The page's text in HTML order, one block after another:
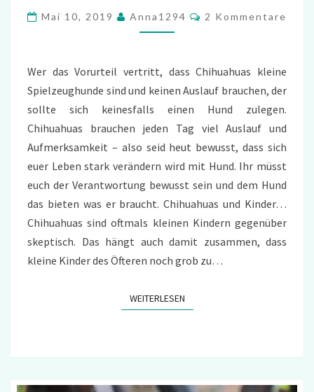
CHIHUAHUA
(NICHT)
Mai 10, 2019 Anna1294 Kommentare
2 Kommentare
Wer das Vorurteil vertritt, dass Chihuahuas kleine
Spielzeughunde sind und keinen Auslauf brauchen, der
sollte sich keinesfalls einen Hund zulegen.
Chihuahuas brauchen jeden Tag viel Auslauf und
Aufmerksamkeit – also seid heut bewusst, dass sich
euer Leben stark verändern wird mit Hund. Ihr müsst
euch der Verantwortung bewusst sein und dem Hund
das bieten was er braucht. Chihuahuas und Kinder…
Chihuahuas sind oftmals kleinen Kindern gegenüber
skeptisch. Das hängt auch damit zusammen, dass
kleine Kinder des Öfteren noch grob zu…
WEITERLESENWEITERLESEN